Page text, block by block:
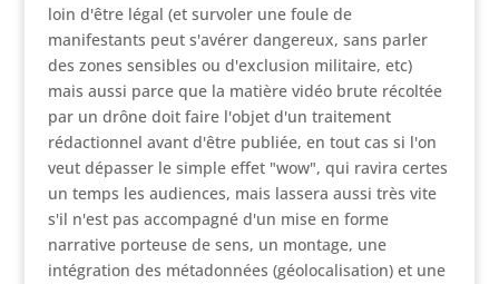
loin d'être légal (et survoler une foule de
manifestants peut s'avérer dangereux, sans parler
des zones sensibles ou d'exclusion militaire, etc)
mais aussi parce que la matière vidéo brute récoltée
par un drône doit faire l'objet d'un traitement
rédactionnel avant d'être publiée, en tout cas si l'on
veut dépasser le simple effet "wow", qui ravira certes
un temps les audiences, mais lassera aussi très vite
s'il n'est pas accompagné d'un mise en forme
narrative porteuse de sens, un montage, une
intégration des métadonnées (géolocalisation) et une